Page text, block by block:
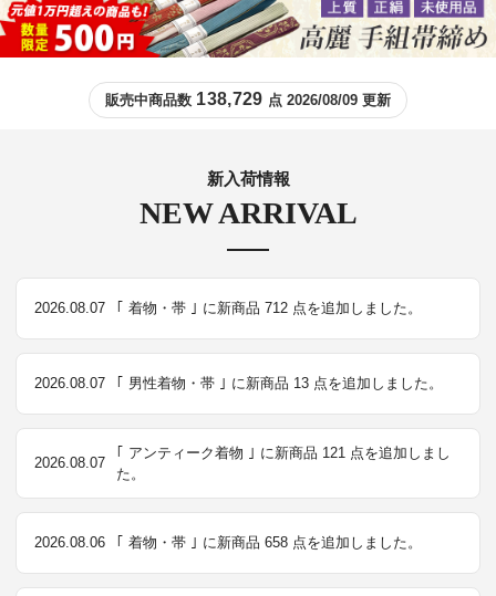
販売中商品数 138,729 点 2026/08/09 更新
NEW ARRIVAL
新入荷情報
2026.08.07 ｢ 着物・帯 ｣ に新商品 712 点を追加しました。
2026.08.07 ｢ 男性着物・帯 ｣ に新商品 13 点を追加しました。
2026.08.07
｢ アンティーク着物 ｣ に新商品 121 点を追加しまし
た。
2026.08.06 ｢ 着物・帯 ｣ に新商品 658 点を追加しました。